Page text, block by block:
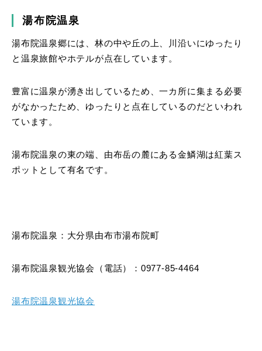
湯布院温泉
湯布院温泉郷には、林の中や丘の上、川沿いにゆったり
と温泉旅館やホテルが点在しています。
豊富に温泉が湧き出しているため、一カ所に集まる必要
がなかったため、ゆったりと点在しているのだといわれ
ています。
湯布院温泉の東の端、由布岳の麓にある金鱗湖は紅葉ス
ポットとして有名です。
湯布院温泉：大分県由布市湯布院町
湯布院温泉観光協会（電話）：0977-85-4464
湯布院温泉観光協会